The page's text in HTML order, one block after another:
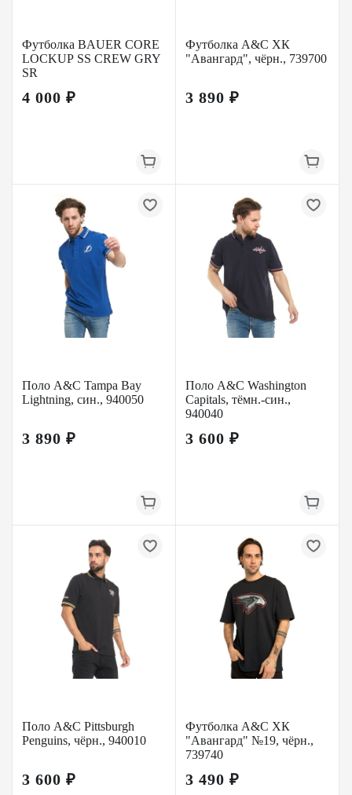
Футболка BAUER CORE
LOCKUP SS CREW GRY
SR
4 000 ₽
Футболка A&C ХК
"Авангард", чёрн., 739700
3 890 ₽
Поло A&C Tampa Bay
Lightning, син., 940050
3 890 ₽
Поло A&C Washington
Capitals, тёмн.-син.,
940040
3 600 ₽
Поло A&C Pittsburgh
Penguins, чёрн., 940010
3 600 ₽
Футболка A&C ХК
"Авангард" №19, чёрн.,
739740
3 490 ₽